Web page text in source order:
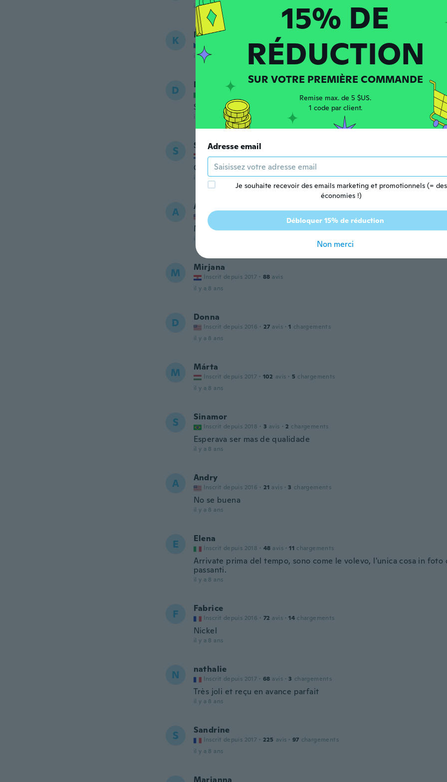
il y a 7 ans
K Kaštan
Inscrit depuis 2016 · 37 avis
il y a 7 ans
D Debora
Inscrit depuis 2016 chargements
Sono tendine corte
il y a 7 ans
S Simona
Inscrit depuis 2017 · 15 avis · 2 chargements
Completamente trasparenti
il y a 7 ans
A Arletis
Inscrit depuis 2017
Muy transparentes
il y a 7 ans
M Mirjana
Inscrit depuis 2017 · 88 avis
il y a 8 ans
D Donna
Inscrit depuis 2016 · 27 avis · 1 chargements
il y a 8 ans
M Márta
Inscrit depuis 2017 · 102 avis · 5 chargements
il y a 8 ans
S Sinamor
Inscrit depuis 2018 · 3 avis · 2 chargements
Esperava ser mas de qualidade
il y a 8 ans
A Andry
Inscrit depuis 2016 · 21 avis · 3 chargements
No se buena
il y a 8 ans
E Elena
Inscrit depuis 2018 · 48 avis · 11 chargements
Arrivate prima del tempo, sono come le volevo, l'unica cosa in foto
passanti.
il y a 8 ans
F Fabrice
Inscrit depuis 2016 · 72 avis · 14 chargements
Nickel
il y a 8 ans
N nathalie
Inscrit depuis 2017 · 68 avis · 3 chargements
Très joli et reçu en avance parfait
il y a 8 ans
S Sandrine
Inscrit depuis 2017 · 225 avis · 97 chargements
il y a 8 ans
Marianna
15% DE
RÉDUCTION
SUR VOTRE PREMIÈRE COMMANDE
Remise max. de 5 $US.
1 code par client.
Adresse email
Je souhaite recevoir des emails marketing et promotionnels (= des
économies !)
Débloquer 15% de réduction
Non merci